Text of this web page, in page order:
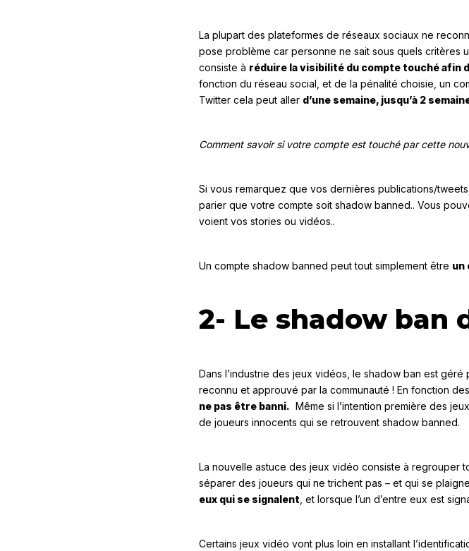
La plupart des plateformes de réseaux sociaux ne
pose problème car personne ne sait sous quels critères
consiste à réduire la visibilité du compte touché afin
fonction du réseau social, et de la pénalité choisie, un
Twitter cela peut aller d’une semaine, jusqu’à 2
Comment savoir si votre compte est touché par cette
Si vous remarquez que vos dernières publications/
parier que votre compte soit shadow banned.. Vous
voient vos stories ou vidéos..
Un compte shadow banned peut tout simplement être un
2- Le shadow ban
Dans l’industrie des jeux vidéos, le shadow ban est géré
reconnu et approuvé par la communauté ! En fonction
ne pas être banni. Même si l’intention première des
de joueurs innocents qui se retrouvent shadow banned.
La nouvelle astuce des jeux vidéo consiste à regrouper
séparer des joueurs qui ne trichent pas – et qui se
eux qui se signalent , et lorsque l’un d’entre eux est
Certains jeux vidéo vont plus loin en installant